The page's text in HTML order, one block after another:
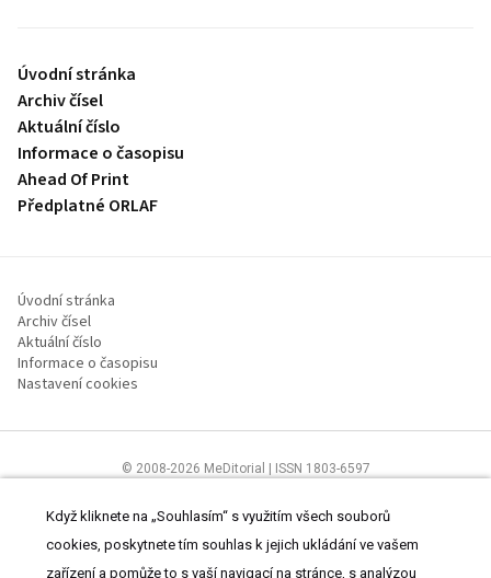
Úvodní stránka
Archiv čísel
Aktuální číslo
Informace o časopisu
Ahead Of Print
Předplatné ORLAF
Úvodní stránka
Archiv čísel
Aktuální číslo
Informace o časopisu
Nastavení cookies
© 2008-2026 MeDitorial | ISSN 1803-6597
zdravotnictví.Čtěte prohlášeníaZásady zpracování osobních údajů
Když kliknete na „Souhlasím“ s využitím všech souborů
cookies, poskytnete tím souhlas k jejich ukládání ve vašem
zařízení a pomůže to s vaší navigací na stránce, s analýzou